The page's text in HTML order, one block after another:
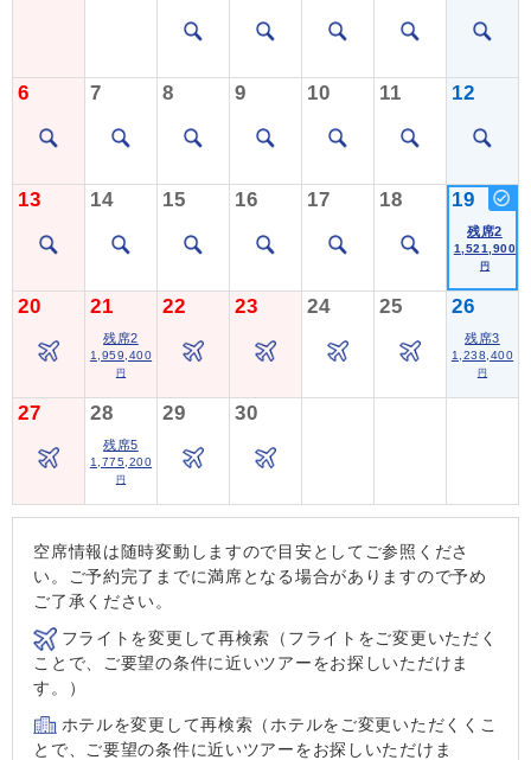
6 7 8 9 10 11 12
13 14 15 16 17 18 19
残席2
1,521,900
円
20 21
残席2
1,959,400
円
22 23 24 25 26
残席3
1,238,400
円
27 28
残席5
1,775,200
円
29 30
空席情報は随時変動しますので目安としてご参照くださ
い。ご予約完了までに満席となる場合がありますので予め
ご了承ください。
フライトを変更して再検索（フライトをご変更いただく
ことで、ご要望の条件に近いツアーをお探しいただけま
す。）
ホテルを変更して再検索（ホテルをご変更いただくくこ
とで、ご要望の条件に近いツアーをお探しいただけま